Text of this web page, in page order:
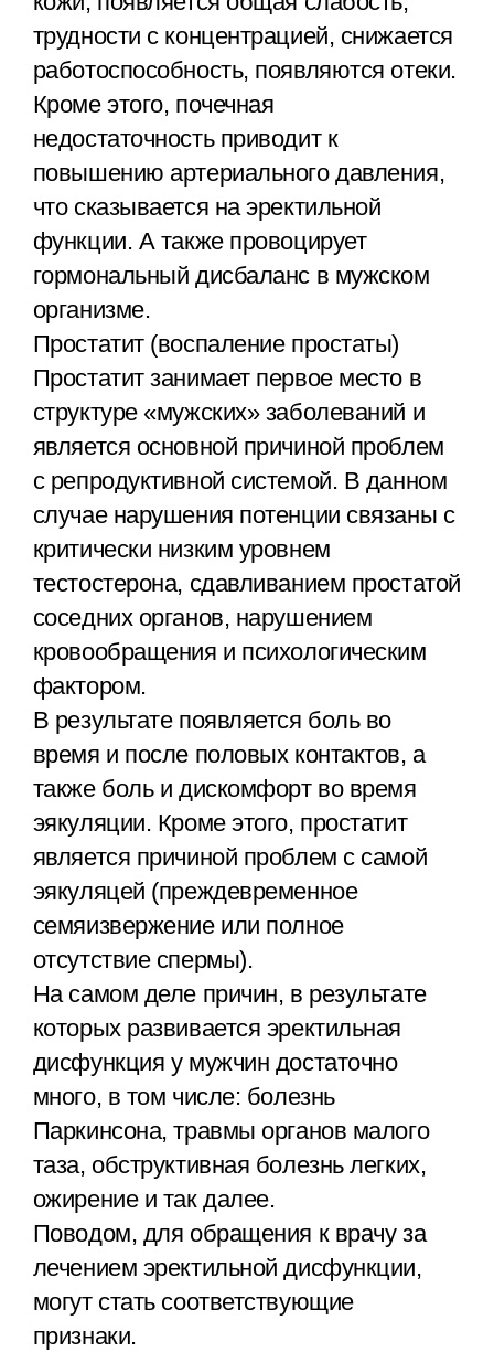
трудности с концентрацией, снижается
работоспособность, появляются отеки.
Кроме этого, почечная
недостаточность приводит к
повышению артериального давления,
что сказывается на эректильной
функции. А также провоцирует
гормональный дисбаланс в мужском
организме.
Простатит (воспаление простаты)
Простатит занимает первое место в
структуре «мужских» заболеваний и
является основной причиной проблем
с репродуктивной системой. В данном
случае нарушения потенции связаны с
критически низким уровнем
тестостерона, сдавливанием простатой
соседних органов, нарушением
кровообращения и психологическим
фактором.
В результате появляется боль во
время и после половых контактов, а
также боль и дискомфорт во время
эякуляции. Кроме этого, простатит
является причиной проблем с самой
эякуляцей (преждевременное
семяизвержение или полное
отсутствие спермы).
На самом деле причин, в результате
которых развивается эректильная
дисфункция у мужчин достаточно
много, в том числе: болезнь
Паркинсона, травмы органов малого
таза, обструктивная болезнь легких,
ожирение и так далее.
Поводом, для обращения к врачу за
лечением эректильной дисфункции,
могут стать соответствующие
признаки.